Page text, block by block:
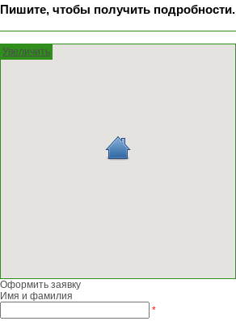
Пишите, чтобы получить подробности.
Увеличить
Оформить заявку
Имя и фамилия
*